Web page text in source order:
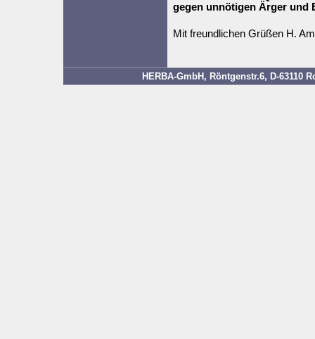
gegen unnötigen Ärger und
Mit freundlichen Grüßen H.
HERBA-GmbH, Röntgenstr.6, D-63110